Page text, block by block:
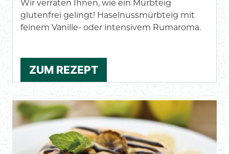
Wir verraten Ihnen, wie ein Mürbteig
glutenfrei gelingt! Haselnussmürbteig mit
feinem Vanille- oder intensivem Rumaroma.
ZUM REZEPT